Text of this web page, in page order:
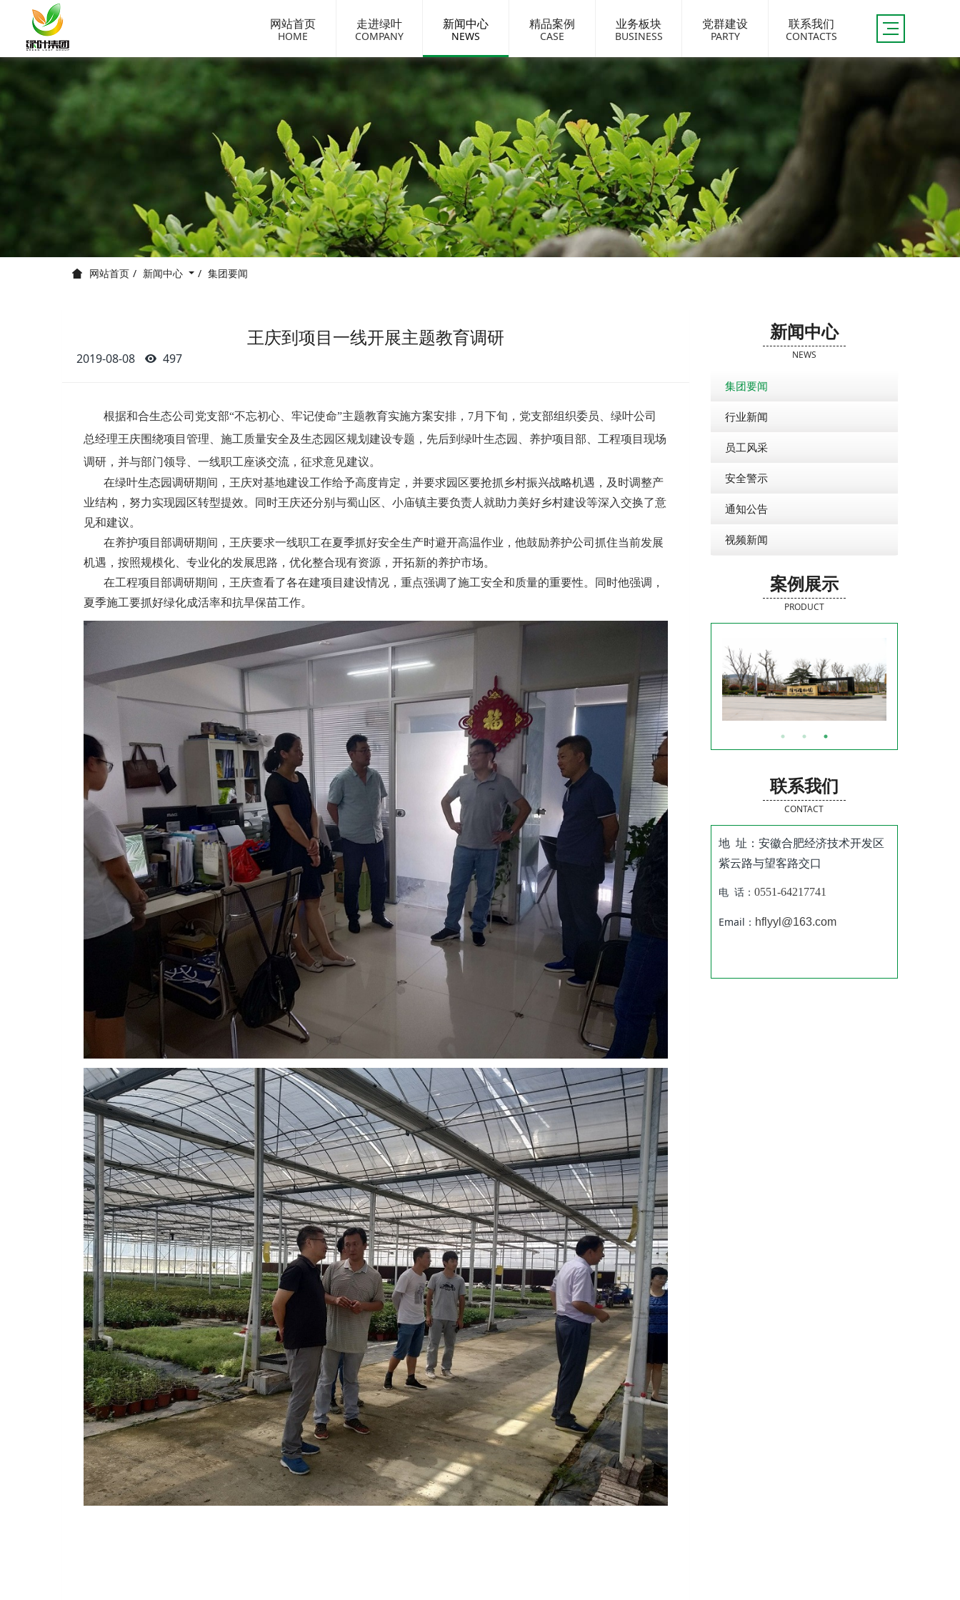
网站首页
HOME
走进绿叶
COMPANY
新闻中心
NEWS
精品案例
CASE
业务板块
BUSINESS
党群建设
PARTY
联系我们
CONTACTS
网站首页 新闻中心 集团要闻
王庆到项目一线开展主题教育调研
2019-08-08 497
根据和合生态公司党支部“不忘初心、牢记使命”主题教育实施方案安排，7月下旬，党支部组织委员、绿叶公司
总经理王庆围绕项目管理、施工质量安全及生态园区规划建设专题，先后到绿叶生态园、养护项目部、工程项目现场
调研，并与部门领导、一线职工座谈交流，征求意见建议。
在绿叶生态园调研期间，王庆对基地建设工作给予高度肯定，并要求园区要抢抓乡村振兴战略机遇，及时调整产
业结构，努力实现园区转型提效。同时王庆还分别与蜀山区、小庙镇主要负责人就助力美好乡村建设等深入交换了意
见和建议。
在养护项目部调研期间，王庆要求一线职工在夏季抓好安全生产时避开高温作业，他鼓励养护公司抓住当前发展
机遇，按照规模化、专业化的发展思路，优化整合现有资源，开拓新的养护市场。
在工程项目部调研期间，王庆查看了各在建项目建设情况，重点强调了施工安全和质量的重要性。同时他强调，
夏季施工要抓好绿化成活率和抗旱保苗工作。
新闻中心
NEWS
集团要闻
行业新闻
员工风采
安全警示
通知公告
视频新闻
案例展示
PRODUCT
联系我们
CONTACT
地 址：安徽合肥经济技术开发区
紫云路与望客路交口
电 话： 0551-64217741
Email： hflyyl@163.com